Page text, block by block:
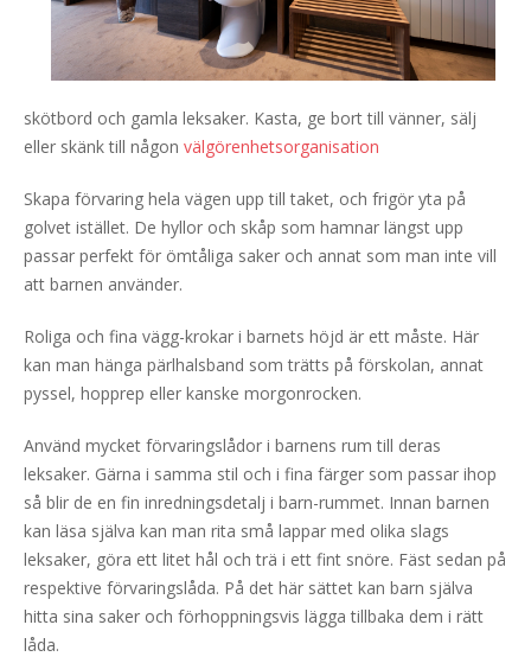
skötbord och gamla leksaker. Kasta, ge bort till vänner, sälj
eller skänk till någon välgörenhetsorganisation
Skapa förvaring hela vägen upp till taket, och frigör yta på
golvet istället. De hyllor och skåp som hamnar längst upp
passar perfekt för ömtåliga saker och annat som man inte vill
att barnen använder.
Roliga och fina vägg-krokar i barnets höjd är ett måste. Här
kan man hänga pärlhalsband som trätts på förskolan, annat
pyssel, hopprep eller kanske morgonrocken.
Använd mycket förvaringslådor i barnens rum till deras
leksaker. Gärna i samma stil och i fina färger som passar ihop
så blir de en fin inredningsdetalj i barn-rummet. Innan barnen
kan läsa själva kan man rita små lappar med olika slags
leksaker, göra ett litet hål och trä i ett fint snöre. Fäst sedan på
respektive förvaringslåda. På det här sättet kan barn själva
hitta sina saker och förhoppningsvis lägga tillbaka dem i rätt
låda.